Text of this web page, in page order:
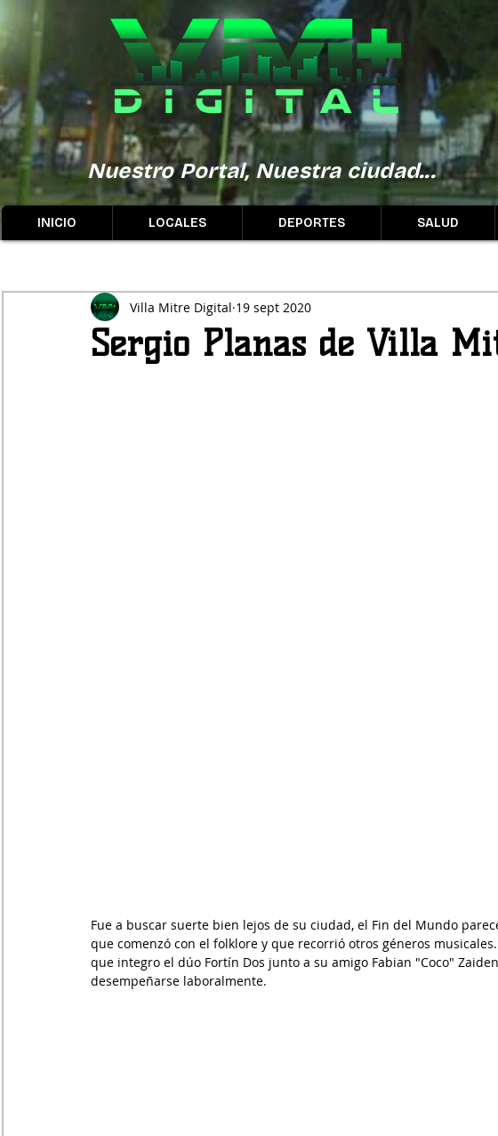
Nuestro Portal, Nuestra ciudad...
INICIO LOCALES DEPORTES SALUD
Sergio Planas de Villa
Villa Mitre Digital 19 sept 2020
Fue a buscar suerte bien lejos de su ciudad, el Fin del Mundo
que comenzó con el folklore y que recorrió otros géneros
que integro el dúo Fortín Dos junto a su amigo Fabian "Coco"
desempeñarse laboralmente.